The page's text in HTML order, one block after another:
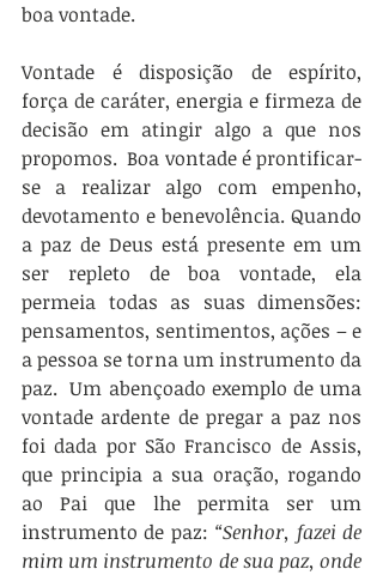
boa vontade.
Vontade é disposição de espírito,
força de caráter, energia e firmeza de
decisão em atingir algo a que nos
propomos.  Boa vontade é prontificar-
se a realizar algo com empenho,
devotamento e benevolência. Quando
a paz de Deus está presente em um
ser repleto de boa vontade, ela
permeia todas as suas dimensões:
pensamentos, sentimentos, ações – e
a pessoa se torna um instrumento da
paz.  Um abençoado exemplo de uma
vontade ardente de pregar a paz nos
foi dada por São Francisco de Assis,
que principia a sua oração, rogando
ao Pai que lhe permita ser um
instrumento de paz: “Senhor, fazei de
mim um instrumento de sua paz, onde